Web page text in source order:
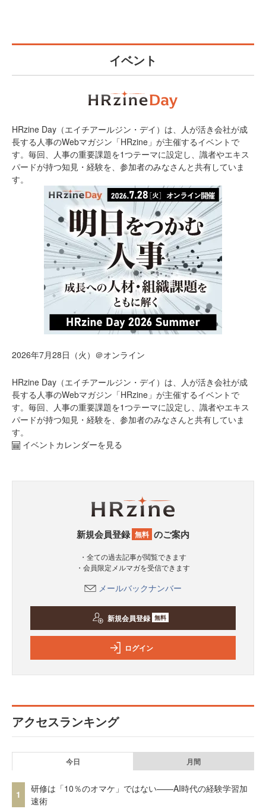
イベント
HRzine Day（エイチアールジン・デイ）は、人が活き会社が成
長する人事のWebマガジン「HRzine」が主催するイベントで
す。毎回、人事の重要課題を1つテーマに設定し、識者やエキス
パードが持つ知見・経験を、参加者のみなさんと共有していま
す。
2026年7月28日（火）＠オンライン
HRzine Day（エイチアールジン・デイ）は、人が活き会社が成
長する人事のWebマガジン「HRzine」が主催するイベントで
す。毎回、人事の重要課題を1つテーマに設定し、識者やエキス
パードが持つ知見・経験を、参加者のみなさんと共有していま
す。
イベントカレンダーを見る
新規会員登録 無料 のご案内
・全ての過去記事が閲覧できます
・会員限定メルマガを受信できます
メールバックナンバー
新規会員登録 無料
ログイン
アクセスランキング
今日 月間
1
研修は「10％のオマケ」ではない——AI時代の経験学習加
速術